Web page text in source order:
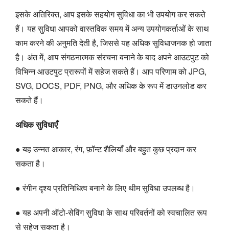
इसके अतिरिक्त, आप इसके सहयोग सुविधा का भी उपयोग कर सकते
हैं। यह सुविधा आपको वास्तविक समय में अन्य उपयोगकर्ताओं के साथ
काम करने की अनुमति देती है, जिससे यह अधिक सुविधाजनक हो जाता
है। अंत में, आप संगठनात्मक संरचना बनाने के बाद अपने आउटपुट को
विभिन्न आउटपुट प्रारूपों में सहेज सकते हैं। आप परिणाम को JPG,
SVG, DOCS, PDF, PNG, और अधिक के रूप में डाउनलोड कर
सकते हैं।
अधिक सुविधाएँ
● यह उन्नत आकार, रंग, फ़ॉन्ट शैलियाँ और बहुत कुछ प्रदान कर
सकता है।
● रंगीन दृश्य प्रतिनिधित्व बनाने के लिए थीम सुविधा उपलब्ध है।
● यह अपनी ऑटो-सेविंग सुविधा के साथ परिवर्तनों को स्वचालित रूप
से सहेज सकता है।